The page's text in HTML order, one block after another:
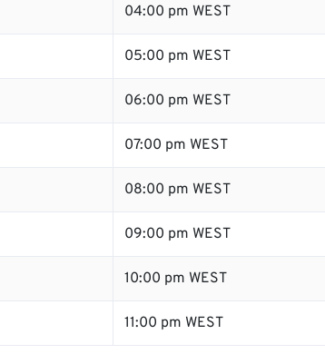
04:00 pm WEST
05:00 pm WEST
06:00 pm WEST
07:00 pm WEST
08:00 pm WEST
09:00 pm WEST
10:00 pm WEST
11:00 pm WEST